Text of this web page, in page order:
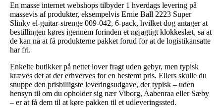
En masse internet webshops tilbyder 1 hverdags levering på
massevis af produkter, eksempelvis Ernie Ball 2223 Super
Slinky el-guitar-strenge 009-042, 6-pack, hvilket dog antager at
bestillingen køres igennem forinden et nøjagtigt klokkeslæt, så at
de kan nå at få produkterne pakket forud for at de logistikansatte
har fri.
Enkelte butikker på nettet lover fragt uden gebyr, men typisk
kræves det at der erhverves for en bestemt pris. Ellers skulle du
snuppe den prisbilligste leveringsudgave, der typisk – uden
hensyn til om du opholder sig nær Viborg, Aabenraa eller Sæby
– er at få dem til at køre pakken til et udleveringssted.